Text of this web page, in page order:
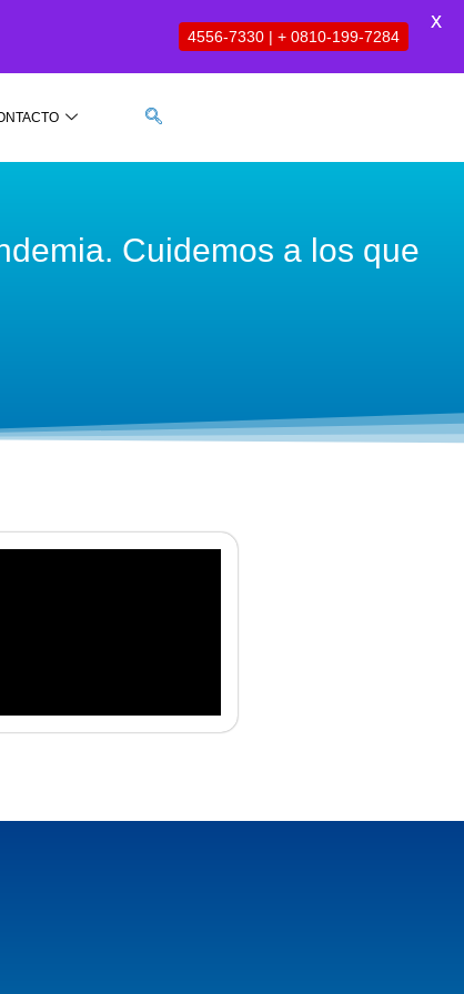
Cuidemos a los que
4556-7330 | + 0810-199-7284
X